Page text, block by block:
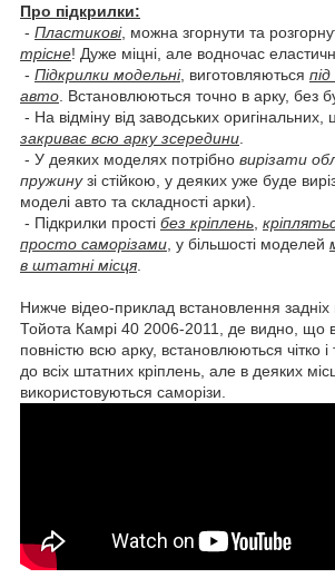
Про підкрилки:
- Пластикові, можна згорнути та
трісне! Дуже міцні, але водночас
- Підкрилки модельні, виготовляються
авто . Встановлюються точно в арку, без
- На відміну від заводських оригінальних,
закриває всю арку зсередини
- У деяких моделях потрібно вирізати
пружинузі стійкою, у деяких уже буде
моделі авто та складності арки).
- Підкрилки прості без кріплень
просто саморізами , у більшості моделей
в штатні місця
Нижче відео-приклад встановлення задніх
Тойота Камрі 40 2006-2011, де видно, що
повністю всю арку, встановлюються чітко і
до всіх штатних кріплень, але в деяких
використовуються саморізи.